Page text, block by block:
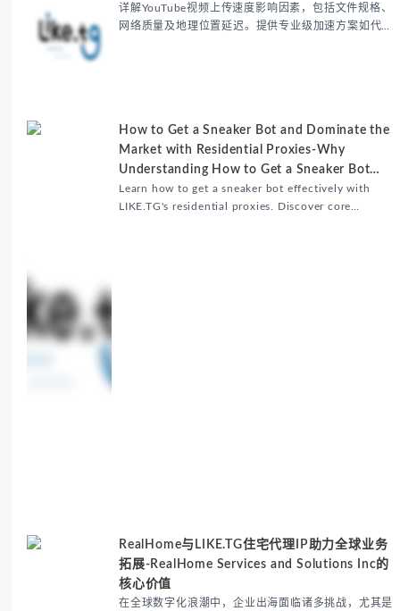
详解YouTube视频上传速度影响因素，包括文件规格、
网络质量及地理位置延迟。提供专业级加速方案如代理
How to Get a Sneaker Bot and Dominate the
Market with Residential Proxies-Why
Understanding How to Get a Sneaker Bot
Matters
Learn how to get a sneaker bot effectively with
LIKE.TG's residential proxies. Discover core
RealHome与LIKE.TG住宅代理IP助力全球业务
拓展-RealHome Services and Solutions Inc的
核心价值
在全球数字化浪潮中，企业出海面临诸多挑战，尤其是